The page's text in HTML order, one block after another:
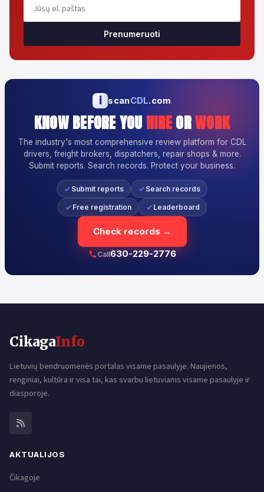
Prenumeruoti
i scanCDL.com
KNOW BEFORE YOU HIREORWORK
The industry's most comprehensive review platform for CDL
drivers, freight brokers, dispatchers, repair shops & more.
Submit reports. Search records. Protect your business.
Submit reports Search records
Free registration Leaderboard
Check records →
Call630-229-2776
CikagaInfo
Lietuvių bendruomenės portalas visame pasaulyje. Naujienos,
renginiai, kultūra ir visa tai, kas svarbu lietuviams visame pasaulyje ir
diasporoje.
AKTUALIJOS
Čikagoje